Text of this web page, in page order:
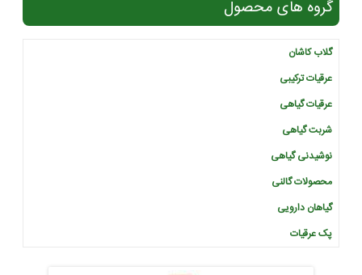
گروه های محصول
گلاب کاشان
عرقیات ترکیبی
عرقیات گیاهی
شربت گیاهی
نوشیدنی گیاهی
محصولات گالنی
گیاهان دارویی
پک عرقیات